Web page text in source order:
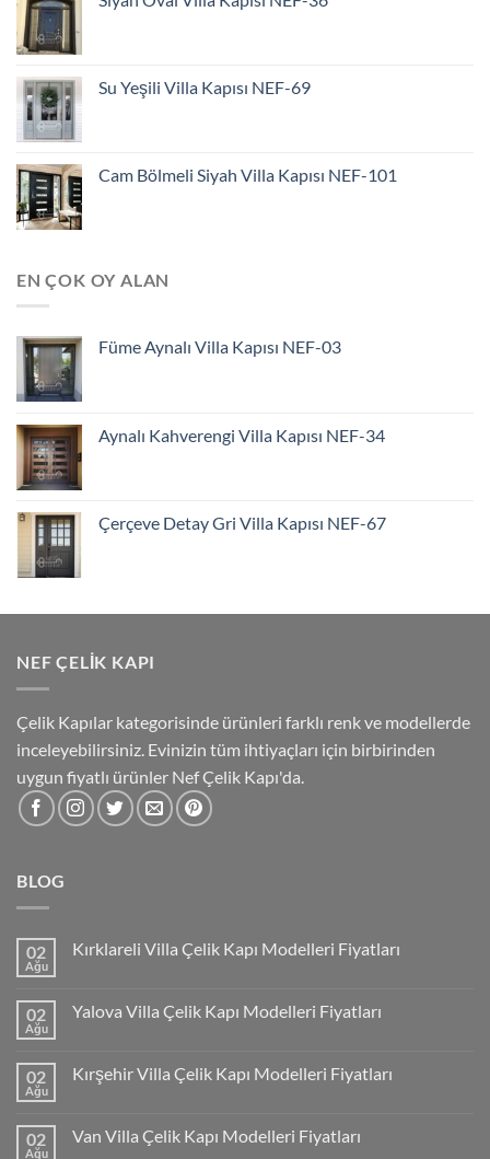
Su Yeşili Villa Kapısı NEF-69
Cam Bölmeli Siyah Villa Kapısı NEF-101
EN ÇOK OY ALAN
Füme Aynalı Villa Kapısı NEF-03
Aynalı Kahverengi Villa Kapısı NEF-34
Çerçeve Detay Gri Villa Kapısı NEF-67
NEF ÇELIK KAPI
Çelik Kapılar kategorisinde ürünleri farklı renk ve modellerde
inceleyebilirsiniz. Evinizin tüm ihtiyaçları için birbirinden
uygun fiyatlı ürünler Nef Çelik Kapı'da.
BLOG
02
Ağu
Kırklareli Villa Çelik Kapı Modelleri Fiyatları
02
Ağu
Yalova Villa Çelik Kapı Modelleri Fiyatları
02
Ağu
Kırşehir Villa Çelik Kapı Modelleri Fiyatları
02
Ağu
Van Villa Çelik Kapı Modelleri Fiyatları